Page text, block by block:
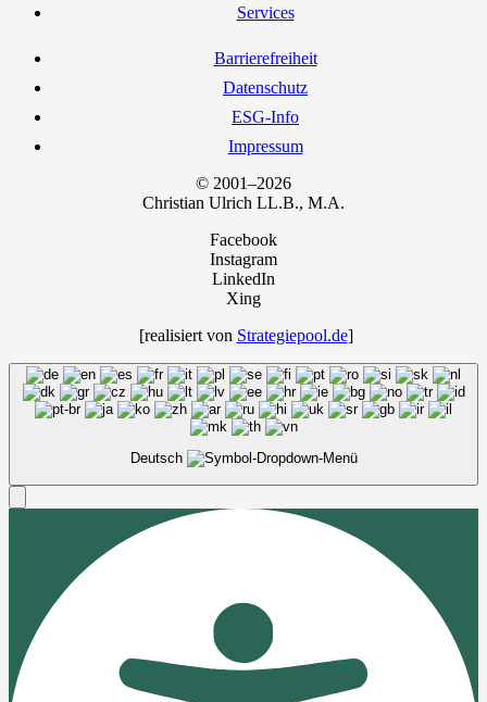
Ser­vices
Bar­rie­re­frei­heit
Daten­schutz
ESG-Info
Impres­sum
© 2001–2026
Chris­ti­an Ulrich LL.B., M.A.
Facebook
Instagram
LinkedIn
Xing
[rea­li­siert von Strategiepool.de]
Deutsch